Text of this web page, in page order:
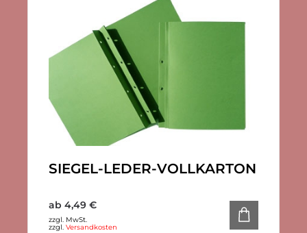
SIEGEL-LEDER-VOLLKARTON
ab 4,49 €
zzgl. MwSt.
zzgl. Versandkosten